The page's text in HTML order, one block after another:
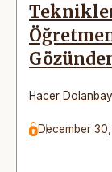
Hacer Dolanbay
December